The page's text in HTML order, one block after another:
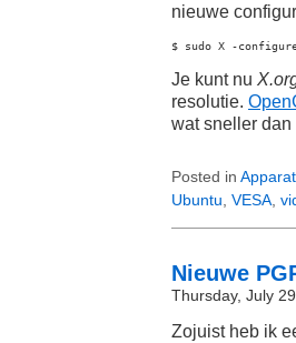
nieuwe
$ sudo X -
Je kunt nu
resolutie.
wat sneller dan
Posted in
Ubuntu VESA
Nieuwe
Thursday, July
Zojuist heb ik